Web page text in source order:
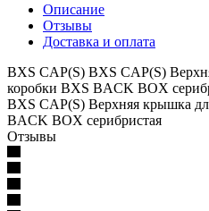
Описание
Отзывы
Доставка и оплата
BXS CAP(S) BXS CAP(S)
коробки BXS BACK BOX
BXS CAP(S) Верхняя крышка
BACK BOX серибристая
Отзывы